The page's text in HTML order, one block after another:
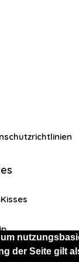
der Seite gilt
Kostenlos